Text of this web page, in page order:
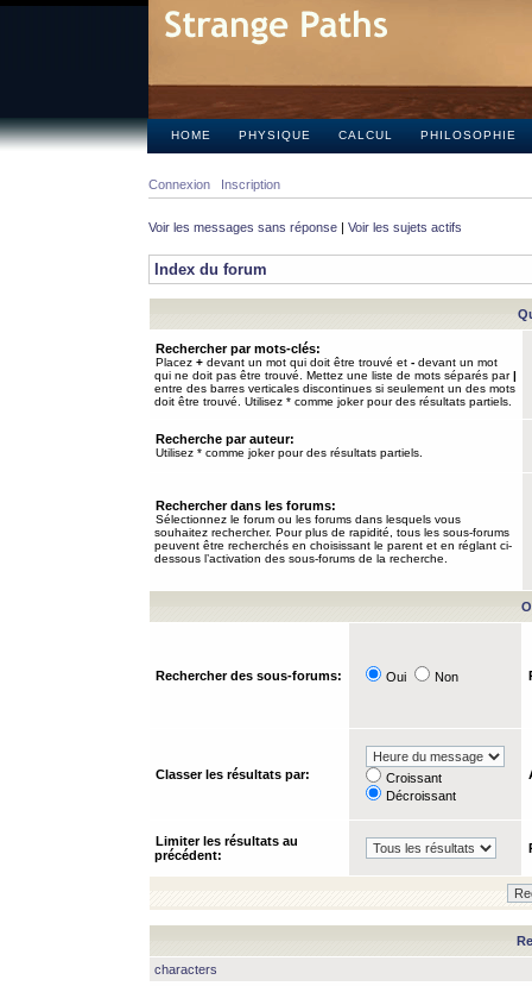
HOME PHYSIQUE CALCUL PHILOSOPHIE
Connexion Inscription
Voir les messages sans réponse | Voir les sujets actifs
Index du forum
Rechercher par mots-clés:
Placez + devant un mot qui doit être trouvé et - devant un mot
qui ne doit pas être trouvé. Mettez une liste de mots séparés par|
entre des barres verticales discontinues si seulement un des mots
doit être trouvé. Utilisez * comme joker pour des résultats partiels.
Recherche par auteur:
Utilisez * comme joker pour des résultats partiels.
Rechercher dans les forums:
Sélectionnez le forum ou les forums dans lesquels vous
souhaitez rechercher. Pour plus de rapidité, tous les sous-forums
peuvent être recherchés en choisissant le parent et en réglant ci-
dessous l’activation des sous-forums de la recherche.
Rechercher des sous-forums: Oui Non
Classer les résultats par:
Croissant
Décroissant
Limiter les résultats au
précédent:
characters